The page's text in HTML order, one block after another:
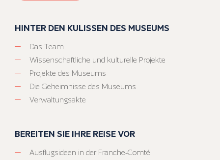
HINTER DEN KULISSEN DES MUSEUMS
Das Team
Wissenschaftliche und kulturelle Projekte
Projekte des Museums
Die Geheimnisse des Museums
Verwaltungsakte
BEREITEN SIE IHRE REISE VOR
Ausflugsideen in der Franche-Comté